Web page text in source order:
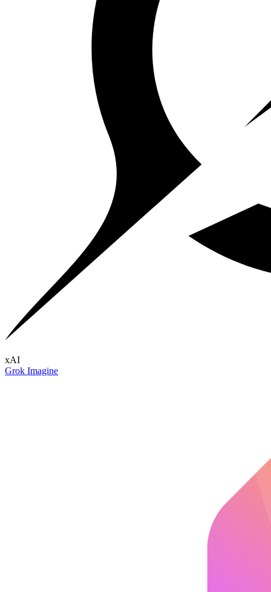
xAI
Grok Imagine